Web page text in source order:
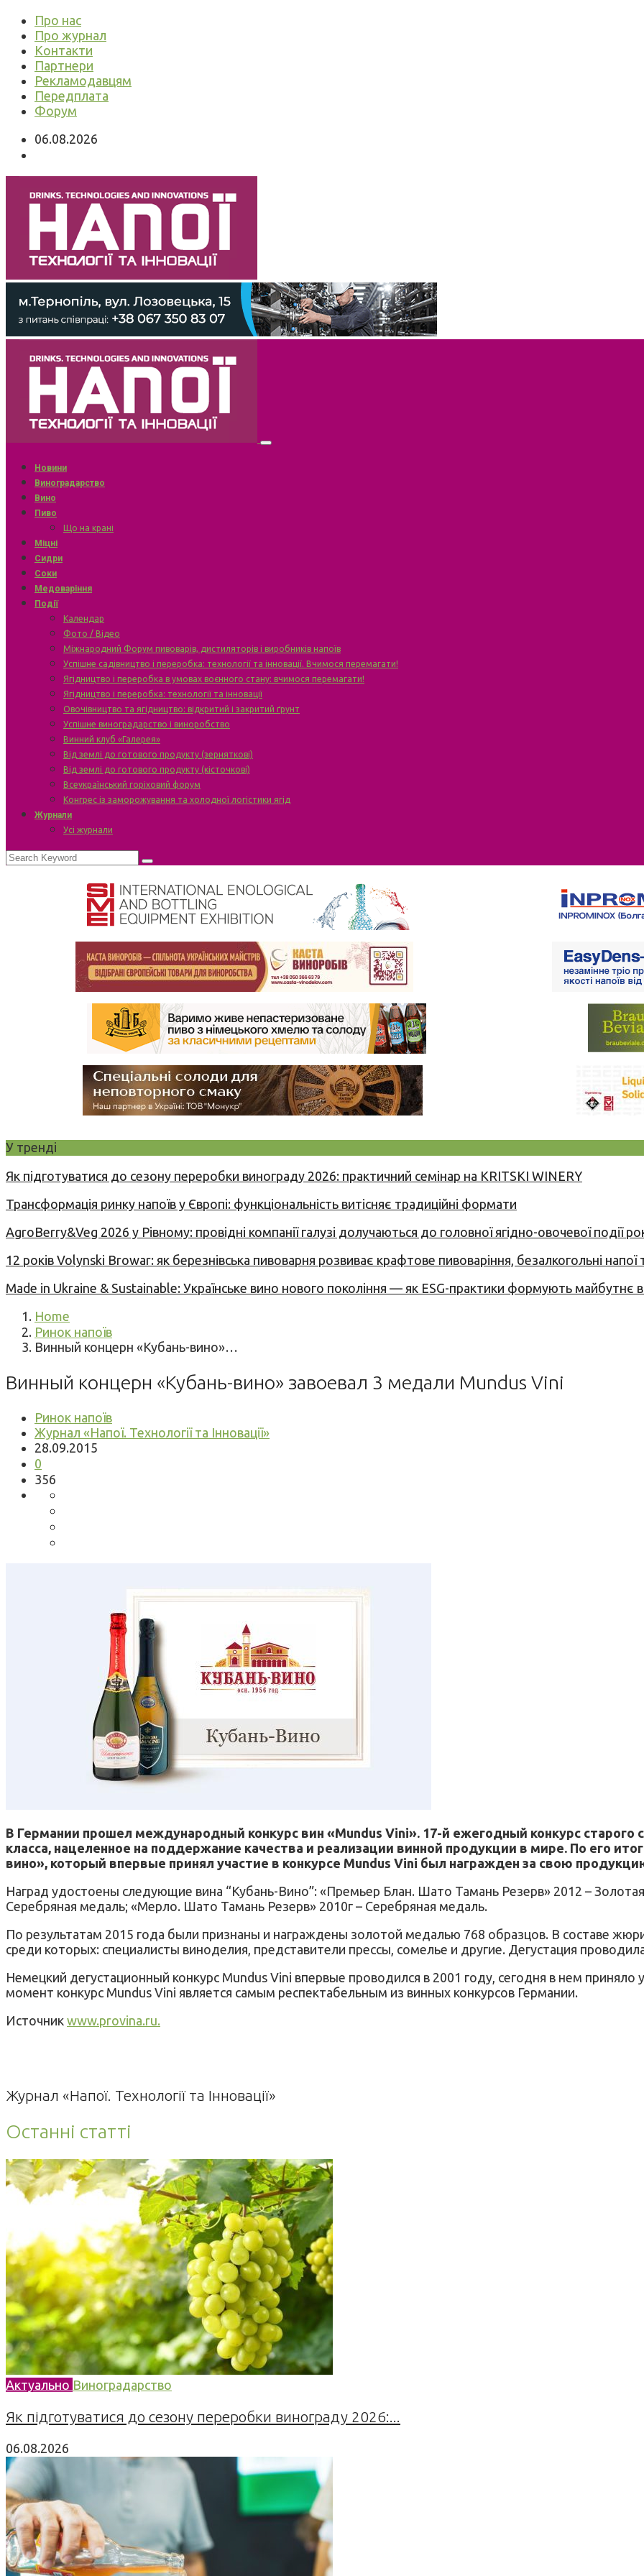
Про нас
Про журнал
Контакти
Партнери
Рекламодавцям
Передплата
Форум
06.08.2026
Новини
Виноградарство
Вино
Пиво
Що на крані
Міцні
Сидри
Соки
Медоваріння
Події
Календар
Фото / Відео
Міжнародний Форум пивоварів, дистиляторів і виробників напоїв
Успішне садівництво і переробка: технології та інновації. Вчимося перемагати!
Ягідництво і переробка в умовах воєнного стану: вчимося перемагати!
Ягідництво і переробка: технології та інновації
Овочівництво та ягідництво: відкритий і закритий ґрунт
Успішне виноградарство і виноробство
Винний клуб «Галерея»
Від землі до готового продукту (зерняткові)
Від землі до готового продукту (кісточкові)
Всеукраїнський горіховий форум
Конгрес із заморожування та холодної логістики ягід
Журнали
Усі журнали
У тренді
Як підготуватися до сезону переробки винограду 2026: практичний семінар на KRITSKI WINERY
Трансформація ринку напоїв у Європі: функціональність витісняє традиційні формати
AgroBerry&Veg 2026 у Рівному: провідні компанії галузі долучаються до головної ягідно-овочевої події
12 років Volynski Browar: як березнівська пивоварня розвиває крафтове пивоваріння, безалкогольні напої
Made in Ukraine & Sustainable: Українське вино нового покоління — як ESG-практики формують майбутнє
Home
Ринок напоїв
Винный концерн «Кубань-вино»…
Винный концерн «Кубань-вино» завоевал 3 медали Mundus Vini
Ринок напоїв
Журнал «Напої. Технології та Інновації»
28.09.2015
0
356
В Германии прошел международный конкурс вин «Mundus Vini». 17-й ежегодный конкурс
класса, нацеленное на поддержание качества и реализации винной продукции в мире. По его
вино», который впервые принял участие в конкурсе Mundus Vini был награжден за свою
Наград удостоены следующие вина “Кубань-Вино”: «Премьер Блан. Шато Тамань Резерв» 2012 –
Серебряная медаль; «Мерло. Шато Тамань Резерв» 2010г – Серебряная медаль.
По результатам 2015 года были признаны и награждены золотой медалью 768 образцов. В составе жюри
среди которых: специалисты виноделия, представители прессы, сомелье и другие. Дегустация
Немецкий дегустационный конкурс Mundus Vini впервые проводился в 2001 году, сегодня в нем приняло
момент конкурс Mundus Vini является самым респектабельным из винных конкурсов Германии.
Источник www.provina.ru.
Журнал «Напої. Технології та Інновації»
Останні статті
Актуально Виноградарство
Як підготуватися до сезону переробки винограду 2026:...
06.08.2026